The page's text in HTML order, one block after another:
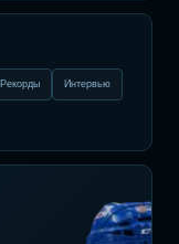
Рекорды Интервью